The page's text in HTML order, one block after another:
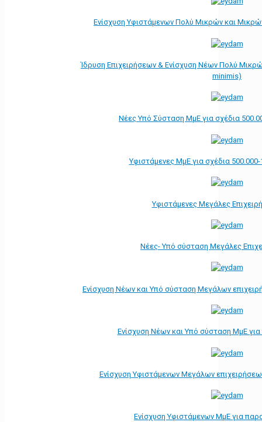
Ενίσχυση Υφιστάμενων Πολύ Μικρών και
Ίδρυση Επιχειρήσεων & Ενίσχυση Νέων Πολύ
minimis)
Νέες Υπό Σύσταση ΜμΕ για σχέδια
Υφιστάμενες ΜμΕ για σχέδια
Υφιστάμενες Μεγάλες
Νέες- Υπό σύσταση Μεγάλες
Ενίσχυση Νέων και Υπό σύσταση Μεγάλων
Ενίσχυση Νέων και Υπό σύσταση ΜμΕ
Ενίσχυση Υφιστάμενων Μεγάλων
Ενίσχυση Υφιστάμενων ΜμΕ για